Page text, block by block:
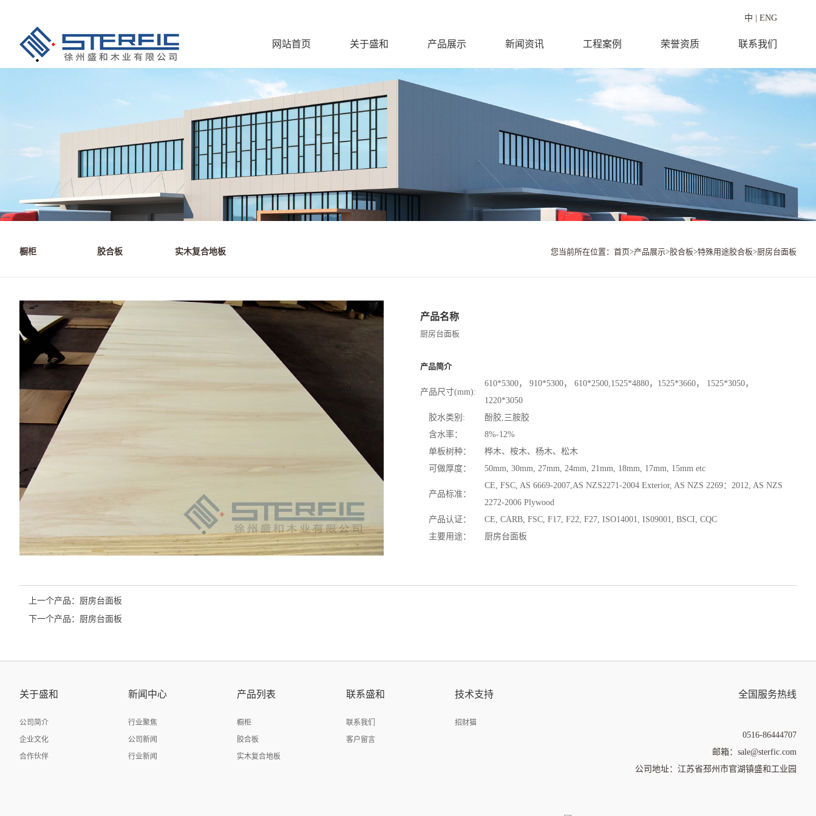
中 ENG
网站首页 关于盛和 产品展示 新闻资讯 工程案例 荣誉资质 联系我们
橱柜 胶合板 实木复合地板 您当前所在位置： 首页>产品展示>胶合板>特殊用途胶合板>厨房台面板
产品名称
厨房台面板
产品简介
产品尺寸(mm):
610*5300， 910*5300， 610*2500,1525*4880，1525*3660， 1525*3050，
1220*3050
胶水类别:
酚胶,三胺胶
含水率：
8%-12%
单板树种：
桦木、桉木、杨木、松木
可做厚度：
50mm, 30mm, 27mm, 24mm, 21mm, 18mm, 17mm, 15mm etc
产品标准：
CE, FSC, AS 6669-2007,AS NZS2271-2004 Exterior, AS NZS 2269：2012, AS NZS
2272-2006 Plywood
产品认证：
CE, CARB, FSC, F17, F22, F27, ISO14001, IS09001, BSCI, CQC
主要用途：
厨房台面板
上一个产品： 厨房台面板
下一个产品： 厨房台面板
关于盛和
公司简介
企业文化
合作伙伴
新闻中心
行业聚焦
公司新闻
行业新闻
产品列表
橱柜
胶合板
实木复合地板
联系盛和
联系我们
客户留言
技术支持
招财猫
全国服务热线
0516-86444707
邮箱：sale@sterfic.com
公司地址：江苏省邳州市官湖镇盛和工业园